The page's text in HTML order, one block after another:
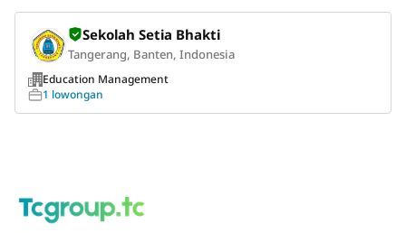
Sekolah Setia Bhakti
Tangerang, Banten, Indonesia
Education Management
1 lowongan